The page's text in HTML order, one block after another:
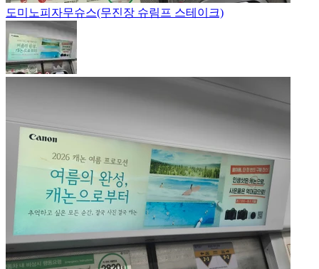
도미노피자무슈스(무진장 슈림프 스테이크)